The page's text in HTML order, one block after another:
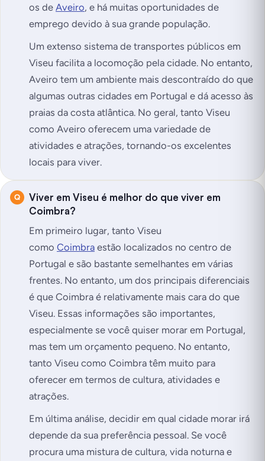
os de Aveiro, e há muitas oportunidades de
emprego devido à sua grande população.
Um extenso sistema de transportes públicos em
Viseu facilita a locomoção pela cidade. No entanto,
Aveiro tem um ambiente mais descontraído do que
algumas outras cidades em Portugal e dá acesso às
praias da costa atlântica. No geral, tanto Viseu
como Aveiro oferecem uma variedade de
atividades e atrações, tornando-os excelentes
locais para viver.
Viver em Viseu é melhor do que viver em
Coimbra?
Em primeiro lugar, tanto Viseu
como Coimbra estão localizados no centro de
Portugal e são bastante semelhantes em várias
frentes. No entanto, um dos principais diferenciais
é que Coimbra é relativamente mais cara do que
Viseu. Essas informações são importantes,
especialmente se você quiser morar em Portugal,
mas tem um orçamento pequeno. No entanto,
tanto Viseu como Coimbra têm muito para
oferecer em termos de cultura, atividades e
atrações.
Em última análise, decidir em qual cidade morar irá
depende da sua preferência pessoal. Se você
procura uma mistura de cultura, vida noturna e